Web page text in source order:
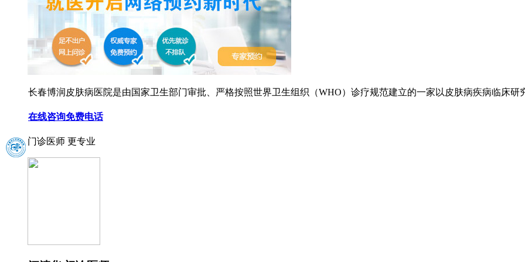
长春博润皮肤病医院是由国家卫生部门审批、严格按照世界卫生组织（WHO）诊疗规范建立的一家以皮肤病疾病临床研
在线咨询免费电话
门诊医师 更专业